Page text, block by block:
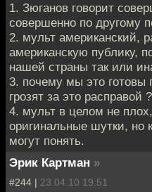
1. Зюганов говорит
совершенно по другому
2. мульт американский,
американскую публику,
нашей страны так или
3. почему мы это готовы
грозят за это расправой ?
4. мульт в целом не
оригинальные шутки, но
могут понять.
Эрик Картман »
#244 | 23.04.10 19:51